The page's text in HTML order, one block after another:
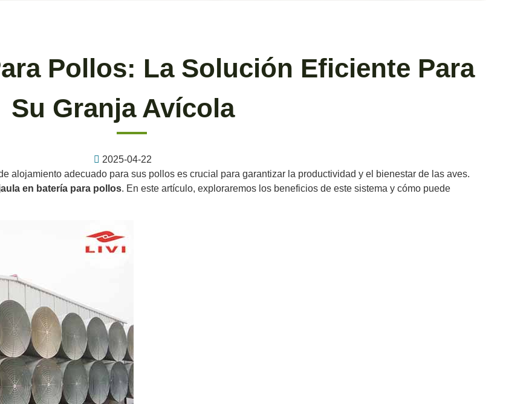
Pollos: La Solución Eficiente Para
Su Granja Avícola
2025-04-22
alojamiento adecuado para sus pollos es crucial para garantizar la productividad y el bienestar de las aves.
en batería para pollos. En este artículo, exploraremos los beneficios de este sistema y cómo puede